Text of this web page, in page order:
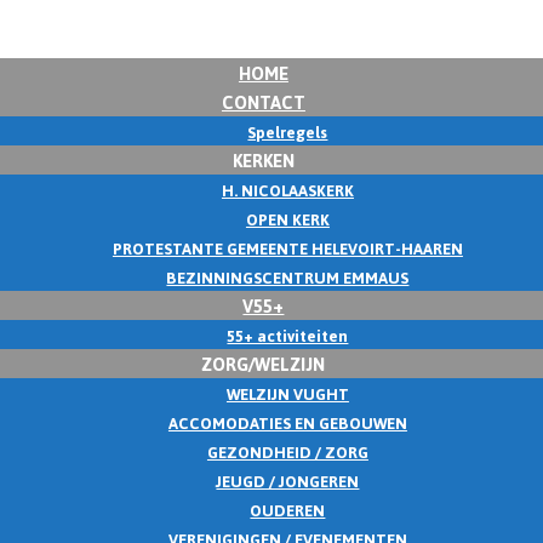
HOME
CONTACT
Spelregels
KERKEN
H. NICOLAASKERK
OPEN KERK
PROTESTANTE GEMEENTE HELEVOIRT-HAAREN
BEZINNINGSCENTRUM EMMAUS
V55+
55+ activiteiten
ZORG/WELZIJN
WELZIJN VUGHT
ACCOMODATIES EN GEBOUWEN
GEZONDHEID / ZORG
JEUGD / JONGEREN
OUDEREN